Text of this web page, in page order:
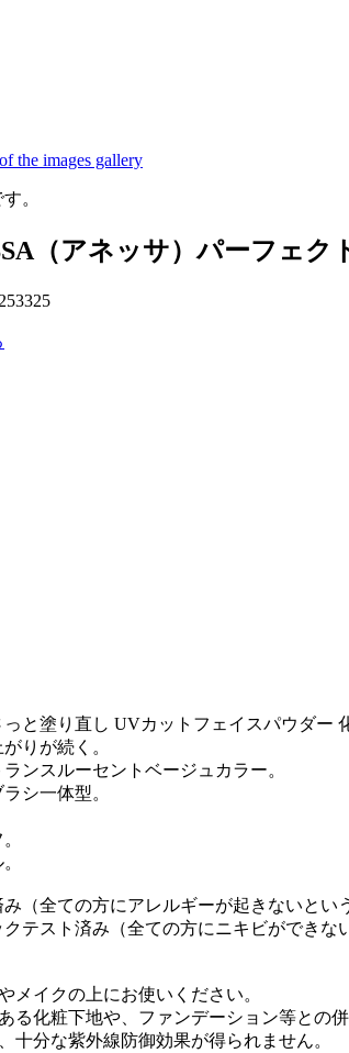
the images gallery
。
（アネッサ）パーフェ
っと塗り直し UVカットフェイスパウダ
りが続く。
ンスルーセントベージュカラー。
シ一体型。
（全ての方にアレルギーが起きないとい
テスト済み（全ての方にニキビができな
メイクの上にお使いください。
る化粧下地や、ファンデーション等との
十分な紫外線防御効果が得られません。